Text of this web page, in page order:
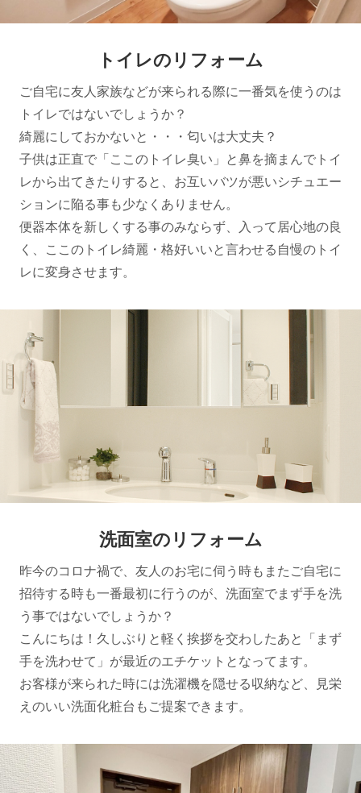
トイレのリフォーム
ご自宅に友人家族などが来られる際に一番気を使うのは
トイレではないでしょうか？
綺麗にしておかないと・・・匂いは大丈夫？
子供は正直で「ここのトイレ臭い」と鼻を摘まんでトイ
レから出てきたりすると、お互いバツが悪いシチュエー
ションに陥る事も少なくありません。
便器本体を新しくする事のみならず、入って居心地の良
く、ここのトイレ綺麗・格好いいと言わせる自慢のトイ
レに変身させます。
洗面室のリフォーム
昨今のコロナ禍で、友人のお宅に伺う時もまたご自宅に
招待する時も一番最初に行うのが、洗面室でまず手を洗
う事ではないでしょうか？
こんにちは！久しぶりと軽く挨拶を交わしたあと「まず
手を洗わせて」が最近のエチケットとなってます。
お客様が来られた時には洗濯機を隠せる収納など、見栄
えのいい洗面化粧台もご提案できます。